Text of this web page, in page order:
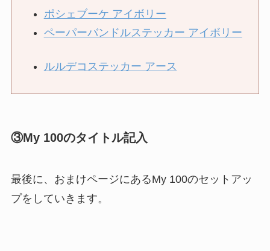
ポシェブーケ アイボリー
ペーパーバンドルステッカー アイボリー
ルルデコステッカー アース
③My 100のタイトル記入
最後に、おまけページにあるMy 100のセットアッ
プをしていきます。